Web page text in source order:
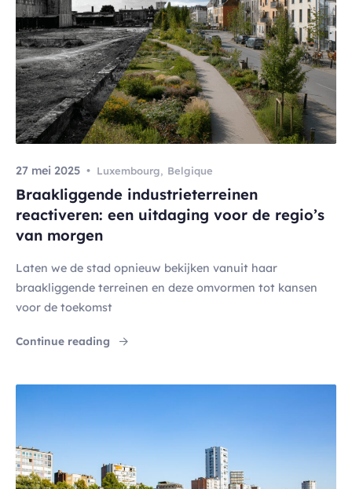
Braakliggende industrieterreinen
reactiveren: een uitdaging voor de regio’s
van morgen
Laten we de stad opnieuw bekijken vanuit haar
braakliggende terreinen en deze omvormen tot kansen
voor de toekomst
Continue reading "Braakliggende industrieterreinen
27 mei 2025 Luxembourg, Belgique